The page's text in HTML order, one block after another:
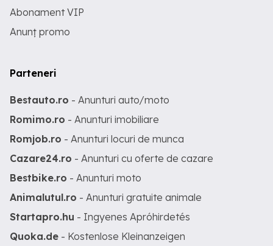
Abonament VIP
Anunț promo
Parteneri
Bestauto.ro - Anunturi auto/moto
Romimo.ro - Anunturi imobiliare
Romjob.ro - Anunturi locuri de munca
Cazare24.ro - Anunturi cu oferte de cazare
Bestbike.ro - Anunturi moto
Animalutul.ro - Anunturi gratuite animale
Startapro.hu - Ingyenes Apróhirdetés
Quoka.de - Kostenlose Kleinanzeigen